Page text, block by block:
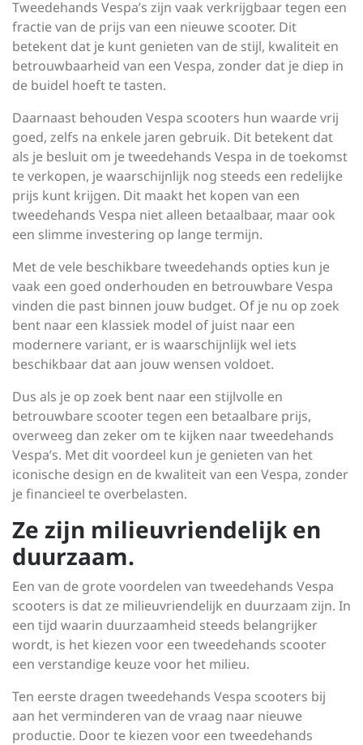
Tweedehands Vespa’s zijn vaak verkrijgbaar tegen een
fractie van de prijs van een nieuwe scooter. Dit
betekent dat je kunt genieten van de stijl, kwaliteit en
betrouwbaarheid van een Vespa, zonder dat je diep in
de buidel hoeft te tasten.
Daarnaast behouden Vespa scooters hun waarde vrij
goed, zelfs na enkele jaren gebruik. Dit betekent dat
als je besluit om je tweedehands Vespa in de toekomst
te verkopen, je waarschijnlijk nog steeds een redelijke
prijs kunt krijgen. Dit maakt het kopen van een
tweedehands Vespa niet alleen betaalbaar, maar ook
een slimme investering op lange termijn.
Met de vele beschikbare tweedehands opties kun je
vaak een goed onderhouden en betrouwbare Vespa
vinden die past binnen jouw budget. Of je nu op zoek
bent naar een klassiek model of juist naar een
modernere variant, er is waarschijnlijk wel iets
beschikbaar dat aan jouw wensen voldoet.
Dus als je op zoek bent naar een stijlvolle en
betrouwbare scooter tegen een betaalbare prijs,
overweeg dan zeker om te kijken naar tweedehands
Vespa’s. Met dit voordeel kun je genieten van het
iconische design en de kwaliteit van een Vespa, zonder
je financieel te overbelasten.
Ze zijn milieuvriendelijk en
duurzaam.
Een van de grote voordelen van tweedehands Vespa
scooters is dat ze milieuvriendelijk en duurzaam zijn. In
een tijd waarin duurzaamheid steeds belangrijker
wordt, is het kiezen voor een tweedehands scooter
een verstandige keuze voor het milieu.
Ten eerste dragen tweedehands Vespa scooters bij
aan het verminderen van de vraag naar nieuwe
productie. Door te kiezen voor een tweedehands